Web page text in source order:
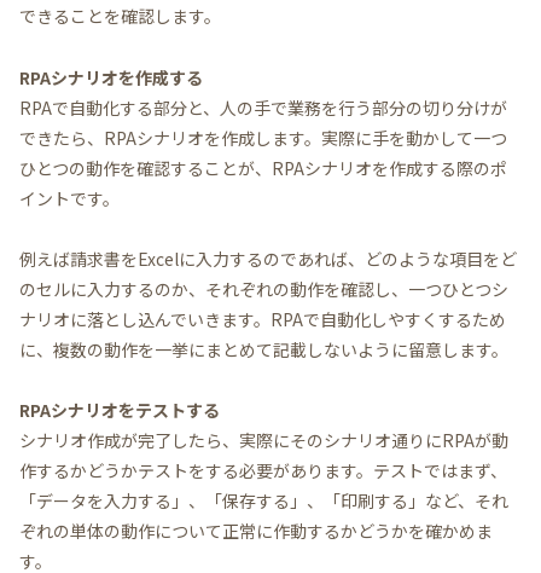
できることを確認します。
RPAシナリオを作成する
RPAで自動化する部分と、人の手で業務を行う部分の切り分けが
できたら、RPAシナリオを作成します。実際に手を動かして一つ
ひとつの動作を確認することが、RPAシナリオを作成する際のポ
イントです。
例えば請求書をExcelに入力するのであれば、どのような項目をど
のセルに入力するのか、それぞれの動作を確認し、一つひとつシ
ナリオに落とし込んでいきます。RPAで自動化しやすくするため
に、複数の動作を一挙にまとめて記載しないように留意します。
RPAシナリオをテストする
シナリオ作成が完了したら、実際にそのシナリオ通りにRPAが動
作するかどうかテストをする必要があります。テストではまず、
「データを入力する」、「保存する」、「印刷する」など、それ
ぞれの単体の動作について正常に作動するかどうかを確かめま
す。